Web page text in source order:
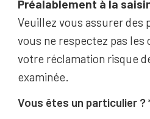
Préalablement à la
Veuillez vous assurer des
vous ne respectez pas les
votre réclamation risque
examinée.
Vous êtes un particulier ?